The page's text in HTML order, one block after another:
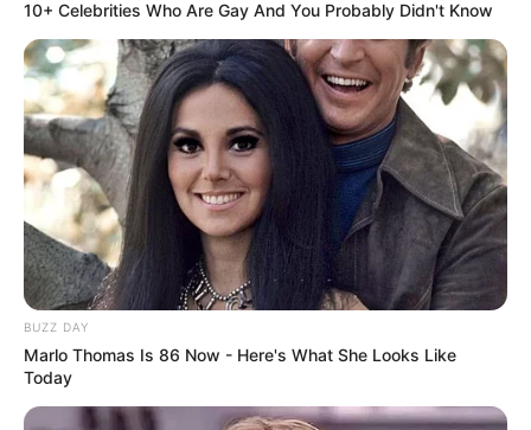
bestimmten Bedingungen für private und kommerzielle
Zwecke kostenlos benutzt werden. Weiteres siehe
Bilderfreigabe.
Das Wissen, das die Bauern schon seit Jahrtausenden
bei der Tier- und Pflanzenzucht anwenden, hatte
Charles Darwin 1858 der universitären Welt gelehrt. Die
mussten die Abstammungslehre ja endlich auch mal
lernen.
weitere Kalauer
Quermania folgen: Impressum & Kontakt
10+ Celebrities Who Are Gay And You Probably Didn't Know
BUZZ DAY
Marlo Thomas Is 86 Now - Here's What She Looks Like
Today